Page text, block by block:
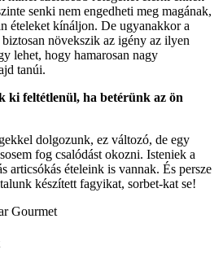
senki nem engedheti meg magának,
ételeket kínáljon. De ugyanakkor a
növekszik az igény az ilyen
lehet, hogy hamarosan nagy
tanúi.
feltétlenül, ha betérünk az ön
dolgozunk, ez változó, de egy
fog csalódást okozni. Isteniek a
articsókás ételeink is vannak. És persze
készített fagyikat, sorbet-kat se!